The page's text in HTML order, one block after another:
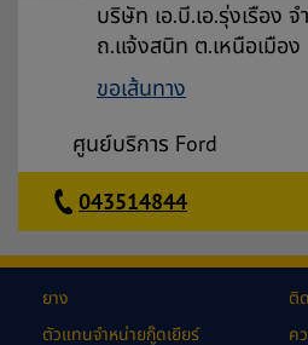
บริษัท เอ.บี.เอ.รุ่งเรือง
ถ.แจ้งสนิท ต.เหนือเมือง
ขอเส้นทาง
ศูนย์บริการ Ford
043514844
ยาง
ตัวแทนจำหน่ายกู๊ดเยียร์
ติ
ค